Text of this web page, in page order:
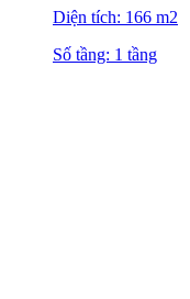
Diện tích: 166 m2
Số tầng: 1 tầng